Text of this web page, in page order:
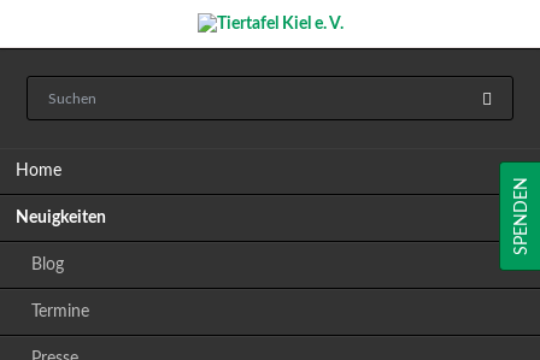
Home
Neuigkeiten
Blog
Termine
SPENDEN